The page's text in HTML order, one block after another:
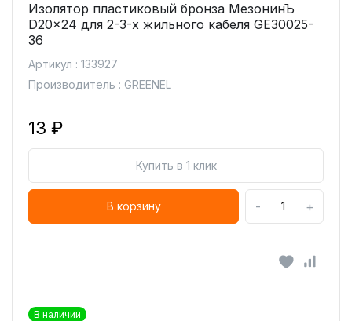
Изолятор пластиковый бронза МезонинЪ
D20x24 для 2-3-х жильного кабеля GE30025-
36
Артикул : 133927
Производитель : GREENEL
13 ₽
Купить в 1 клик
В корзину - +
В наличии